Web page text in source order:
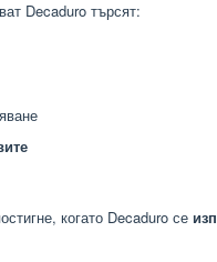
Decaduro търсят:
когато Decaduro се